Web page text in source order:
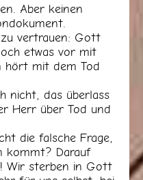
Aber keinen
vertrauen: Gott
etwas vor mit
hört mit dem Tod
nicht, das überlass
Herr über Tod und
die falsche Frage,
kommt? Darauf
Wir sterben in Gott